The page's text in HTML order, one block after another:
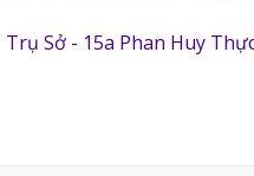
Trụ Sở - 15a Phan Huy